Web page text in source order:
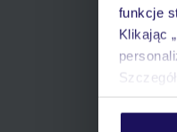
funkcje
Klikając